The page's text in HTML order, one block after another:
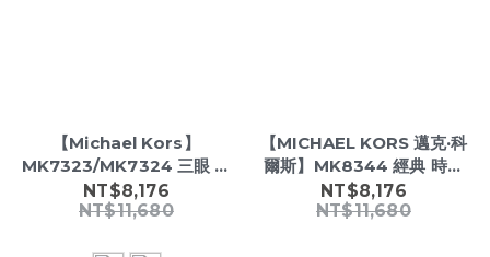
【Michael Kors】
MK7323/MK7324 三眼 計
時 日期顯示 夜光指針 不鏽鋼
時尚 女錶
NT$8,176
NT$11,680
【MICHAEL KORS 邁克·科
爾斯】MK8344 經典 時尚
三眼 日期 石英 手錶
NT$8,176
NT$11,680